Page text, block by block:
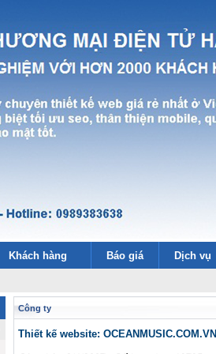
Khách hàng Báo giá Dịch vụ
Công ty
Thiết kế website: OCEANMUSIC.COM.VN